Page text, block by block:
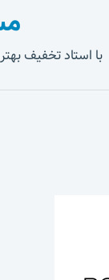
با استاد تخفیف